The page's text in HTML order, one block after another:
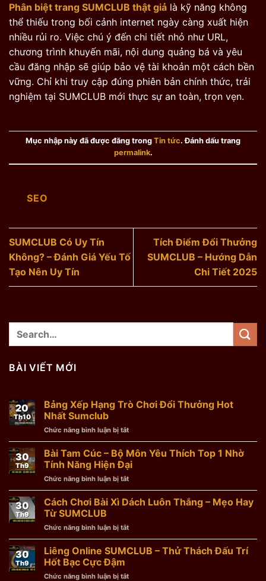
Phân biệt trang SUMCLUB thật giả là kỹ năng không
thể thiếu trong bối cảnh internet ngày càng xuất hiện
nhiều rủi ro. Việc chú ý đến chi tiết nhỏ như URL,
chương trình khuyến mãi, nội dung quảng bá và yêu
cầu đăng nhập sẽ giúp bảo vệ tài khoản một cách bền
vững. Chỉ khi truy cập đúng phiên bản chính thức, trải
nghiệm tại SUMCLUB mới thực sự an toàn, trọn vẹn.
Mục nhập này đã được đăng trong Tin tức. Đánh dấu trang
permalink.
SEO
SUMCLUB Có Uy Tín
Không? – Đánh Giá Yếu Tố
Tạo Nên Uy Tín
Tích Điểm Đổi Thưởng
SUMCLUB – Hướng Dẫn
Chi Tiết 2025
BÀI VIẾT MỚI
20
Th10
Bảng Xếp Hạng Trò Chơi Đổi Thưởng Hot
Nhất Sumclub
Chức năng bình luận bị tắt
Bảng
Xếp
Hạng
Trò
Đổi
Thưởng
30
Th9
Bài Tam Cúc – Bộ Môn Yêu Thích Top 1 Nhờ
Tính Năng Hiện Đại
Chức năng bình luận bị tắt
Bài
Tam
Môn
Yêu
30
Th9
Cách Chơi Bài Xì Dách Luôn Thắng – Mẹo Hay
Từ SUMCLUB
Chức năng bình luận bị tắt
Cách
Chơi
30
Th9
Liêng Online SUMCLUB – Thử Thách Đấu Trí
Hốt Bạc Cực Đậm
Chức năng bình luận bị tắt